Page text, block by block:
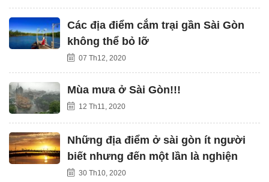
Các địa điểm cắm trại gần Sài Gòn
không thể bỏ lỡ
07 Th12, 2020
Mùa mưa ở Sài Gòn!!!
12 Th11, 2020
Những địa điểm ở sài gòn ít người
biết nhưng đến một lần là nghiện
30 Th10, 2020